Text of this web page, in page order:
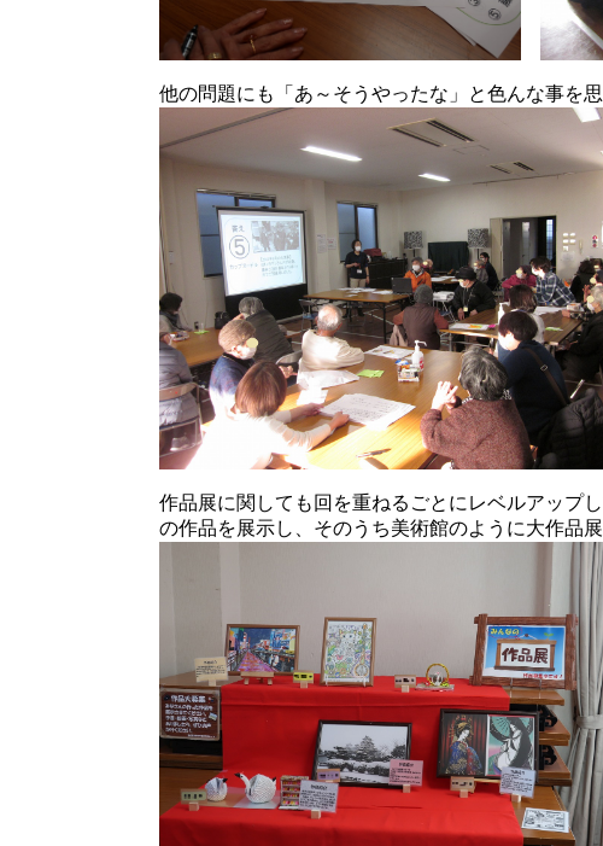
他の問題にも「あ～そうやったな」と色んな事を
作品展に関しても回を重ねるごとにレベルアップ
の作品を展示し、そのうち美術館のように大作品